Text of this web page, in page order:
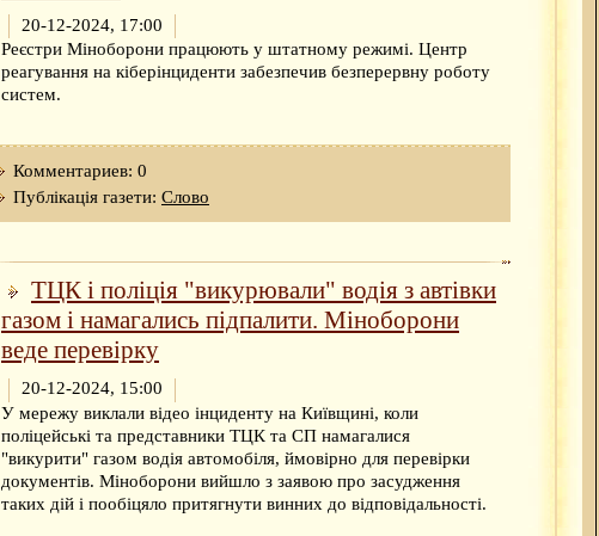
20-12-2024, 17:00
Реєстри Міноборони працюють у штатному режимі. Центр
реагування на кіберінциденти забезпечив безперервну роботу
систем.
Комментариев: 0
Публікація газети: Слово
ТЦК і поліція "викурювали" водія з автівки
газом і намагались підпалити. Міноборони
веде перевірку
20-12-2024, 15:00
У мережу виклали відео інциденту на Київщині, коли
поліцейські та представники ТЦК та СП намагалися
"викурити" газом водія автомобіля, ймовірно для перевірки
документів. Міноборони вийшло з заявою про засудження
таких дій і пообіцяло притягнути винних до відповідальності.